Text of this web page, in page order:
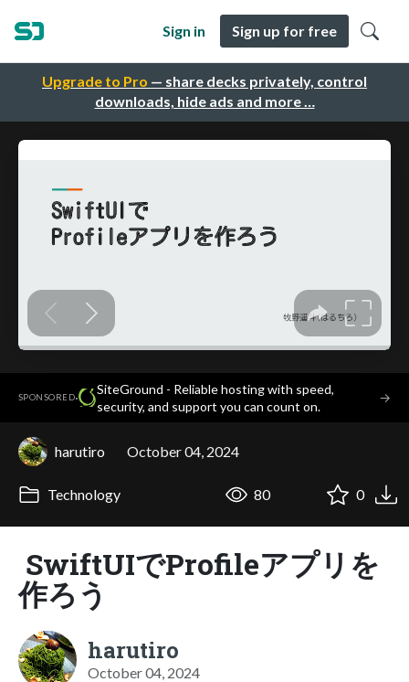
Upgrade to Pro — share decks privately, control
downloads, hide ads and more …
Sign in Sign up for free
SPONSORED·
SiteGround - Reliable hosting with speed,
security, and support you can count on.
→
harutiro October 04, 2024
Technology 80 0
SwiftUIでProfileアプリを
作ろう
harutiro
October 04, 2024